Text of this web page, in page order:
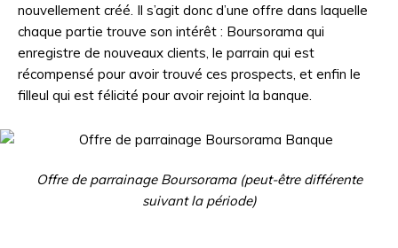
nouvellement créé. Il s’agit donc d’une offre dans laquelle
chaque partie trouve son intérêt : Boursorama qui
enregistre de nouveaux clients, le parrain qui est
récompensé pour avoir trouvé ces prospects, et enfin le
filleul qui est félicité pour avoir rejoint la banque.
Offre de parrainage Boursorama (peut-être différente
suivant la période)